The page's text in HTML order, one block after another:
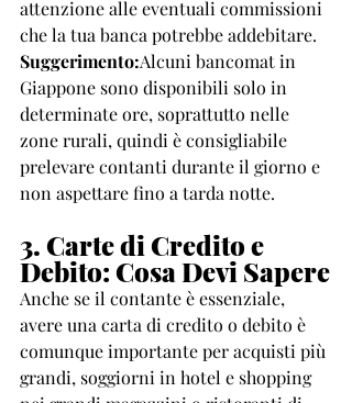
attenzione alle eventuali commissioni
che la tua banca potrebbe addebitare.
Suggerimento:Alcuni bancomat in
Giappone sono disponibili solo in
determinate ore, soprattutto nelle
zone rurali, quindi è consigliabile
prelevare contanti durante il giorno e
non aspettare fino a tarda notte.
3. Carte di Credito e
Debito: Cosa Devi Sapere
Anche se il contante è essenziale,
avere una carta di credito o debito è
comunque importante per acquisti più
grandi, soggiorni in hotel e shopping